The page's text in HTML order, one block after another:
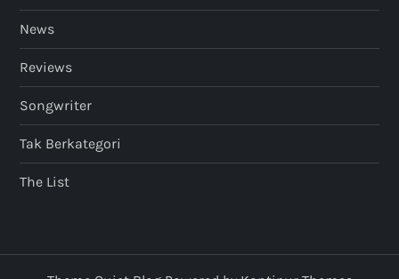
News
Reviews
Songwriter
Tak Berkategori
The List